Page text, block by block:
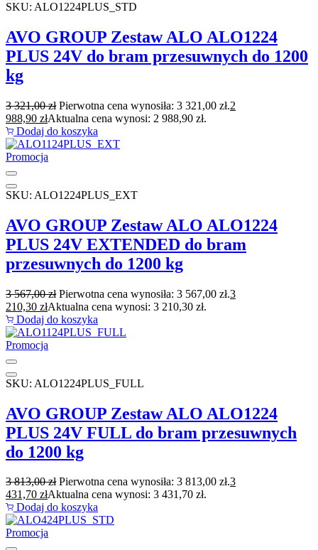
SKU: ALO1224PLUS_STD
AVO GROUP Zestaw ALO ALO1224
PLUS 24V do bram przesuwnych do 1200
kg
3 321,00zł Pierwotna cena wynosiła: 3 321,00 zł.2
988,90 złAktualna cena wynosi: 2 988,90 zł.
Dodaj do koszyka
Promocja
SKU: ALO1224PLUS_EXT
AVO GROUP Zestaw ALO ALO1224
PLUS 24V EXTENDED do bram
przesuwnych do 1200 kg
3 567,00zł Pierwotna cena wynosiła: 3 567,00 zł.3
210,30 złAktualna cena wynosi: 3 210,30 zł.
Dodaj do koszyka
Promocja
SKU: ALO1224PLUS_FULL
AVO GROUP Zestaw ALO ALO1224
PLUS 24V FULL do bram przesuwnych
do 1200 kg
3 813,00zł Pierwotna cena wynosiła: 3 813,00 zł.3
431,70 złAktualna cena wynosi: 3 431,70 zł.
Dodaj do koszyka
Promocja